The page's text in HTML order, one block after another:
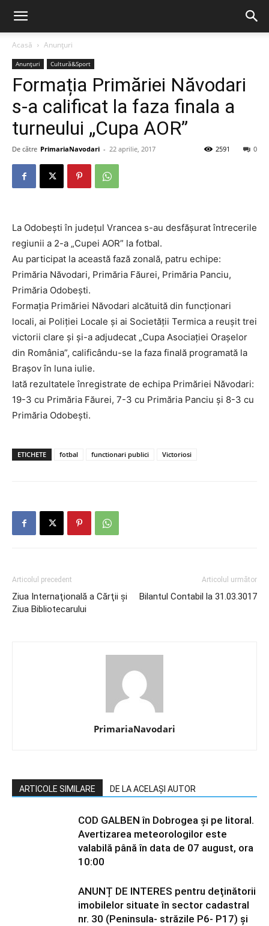
Acasă Anunțuri
Anunțuri Cultură&Sport
Formația Primăriei Năvodari
s-a calificat la faza finala a
turneului „Cupa AOR”
De către PrimariaNavodari - 22 aprilie, 2017 0
2591
La Odobești în județul Vrancea s-au desfășurat întrecerile
regiunii a 2-a „Cupei AOR” la fotbal.
Au participat la această fază zonală, patru echipe:
Primăria Năvodari, Primăria Făurei, Primăria Panciu,
Primăria Odobești.
Formația Primăriei Năvodari alcătuită din funcționari
locali, ai Poliției Locale și ai Societății Termica a reușit trei
victorii clare și și-a adjudecat „Cupa Asociației Orașelor
din România”, calificându-se la faza finală programată la
Brașov în luna iulie.
Iată rezultatele înregistrate de echipa Primăriei Năvodari:
19-3 cu Primăria Făurei, 7-3 cu Primăria Panciu și 8-3 cu
Primăria Odobești.
ETICHETE fotbal functionari publici Victoriosi
Articolul precedent
Ziua Internaţională a Cărţii şi
Ziua Bibliotecarului
Articolul următor
Bilantul Contabil la 31.03.3017
PrimariaNavodari
ARTICOLE SIMILARE DE LA ACELAȘI AUTOR
COD GALBEN în Dobrogea și pe litoral.
Avertizarea meteorologilor este
valabilă până în data de 07 august, ora
10:00
ANUNȚ DE INTERES pentru deținătorii
imobilelor situate în sector cadastral
nr. 30 (Peninsula- străzile P6- P17) și